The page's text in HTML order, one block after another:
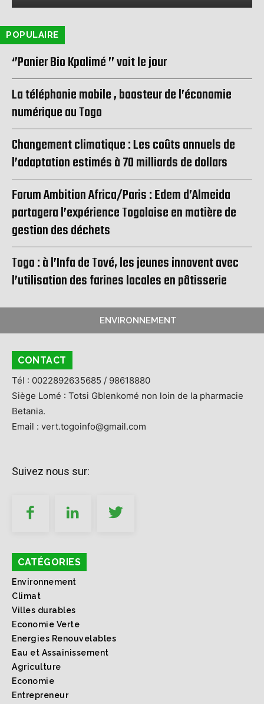
POPULAIRE
‘’Panier Bio Kpalimé ’’ voit le jour
La téléphonie mobile , boosteur de l’économie
numérique au Togo
Changement climatique : Les coûts annuels de
l’adaptation estimés à 70 milliards de dollars
Forum Ambition Africa/Paris : Edem d’Almeida
partagera l’expérience Togolaise en matière de
gestion des déchets
Togo : à l’Infa de Tové, les jeunes innovent avec
l’utilisation des farines locales en pâtisserie
ENVIRONNEMENT
CONTACT
Tél : 0022892635685 / 98618880
Siège Lomé : Totsi Gblenkomé non loin de la pharmacie
Betania.
Email : vert.togoinfo@gmail.com
Suivez nous sur:
CATÉGORIES
Environnement
Climat
Villes durables
Economie Verte
Energies Renouvelables
Eau et Assainissement
Agriculture
Economie
Entrepreneur